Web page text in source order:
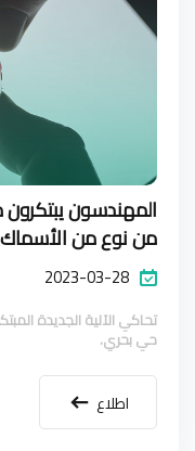
المهندسون يبتكرون
من نوع من الأسماك
2023-03-28
تحاكي الآلية الجديدة
حي بحري.
اطلاع